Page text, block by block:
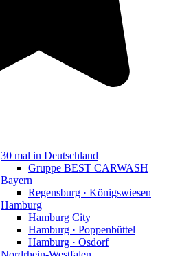
30 mal in Deutschland
Gruppe BEST CARWASH
Bayern
Regensburg · Königswiesen
Hamburg
Hamburg City
Hamburg · Poppenbüttel
Hamburg · Osdorf